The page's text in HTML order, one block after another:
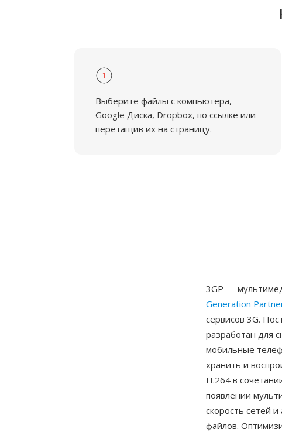
1
Выберите файлы с компьютера,
Google Диска, Dropbox, по ссылке или
перетащив их на страницу.
3GP —
Generation
сервисов 3G.
разработан для
мобильные
хранить и
H.264 в
появлении
скорость сетей
файлов.